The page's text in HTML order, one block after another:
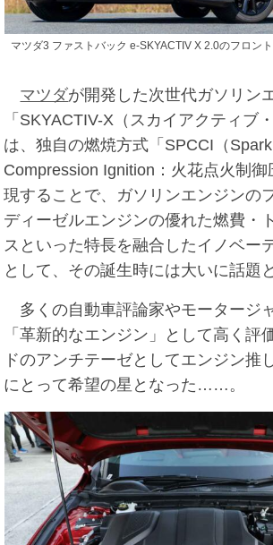
マツダ3 ファストバック e-SKYACTIV X 2.0のフロン
マツダが開発した次世代ガソリン
「SKYACTIV-X（スカイアクティブ
は、独自の燃焼方式「SPCCI（
Compression Ignition：火花点火制
現することで、ガソリンエンジンの
ディーゼルエンジンの優れた燃費・
スといった特長を融合したイノベー
として、その誕生時には大いに話題
多くの自動車評論家やモータージ
「革新的なエンジン」として高く評
ドのアンチテーゼとしてエンジン推
にとって希望の星となった……。